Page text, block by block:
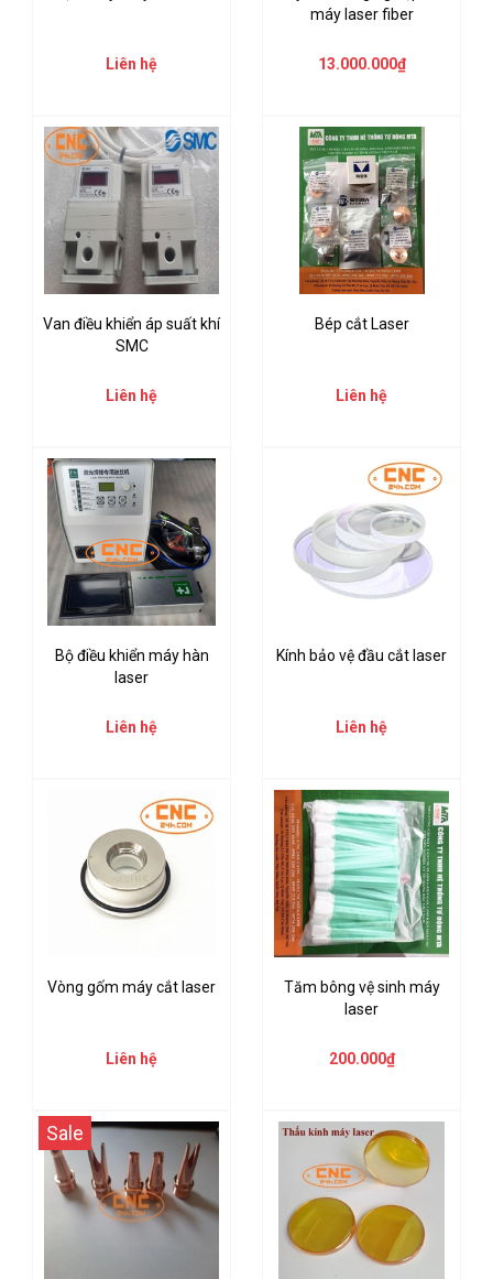
Liên hệ
máy laser fiber
13.000.000₫
Van điều khiển áp suất khí
SMC
Liên hệ
Bép cắt Laser
Liên hệ
Bộ điều khiển máy hàn
laser
Liên hệ
Kính bảo vệ đầu cắt laser
Liên hệ
Vòng gốm máy cắt laser
Liên hệ
Tăm bông vệ sinh máy
laser
200.000₫
Sale